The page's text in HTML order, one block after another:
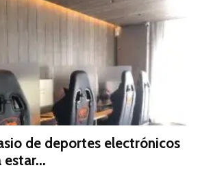
de deportes electrónicos
estar...